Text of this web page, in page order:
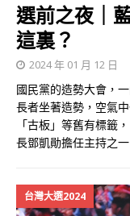
選前之夜｜
這裏？
2024 年 01 月 12 日
國民黨的造勢大會，
長者坐著造勢，空氣
「古板」等舊有標籤
長鄧凱勛擔任主持之
台灣大選2024